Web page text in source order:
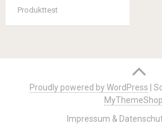
Produkttest
navigation
Proudly powered by WordPress |
MyThemeShop
Impressum &